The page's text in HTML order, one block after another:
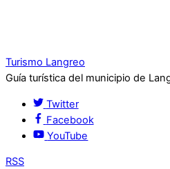
Turismo Langreo
Guía turística del municipio de
Twitter
Facebook
YouTube
RSS